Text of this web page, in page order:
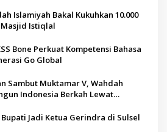
Islamiyah Bakal Kukuhkan 10.000
Masjid Istiqlal
Bone Perkuat Kompetensi Bahasa
Go Global
Sambut Muktamar V, Wahdah
Indonesia Berkah Lewat
Bupati Jadi Ketua Gerindra di Sulsel